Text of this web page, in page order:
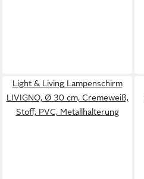
Light & Living Lampenschirm
LIVIGNO, Ø 30 cm, Cremeweiß,
Stoff, PVC, Metallhalterung